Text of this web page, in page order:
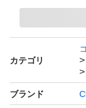
カテゴリ
ブランド